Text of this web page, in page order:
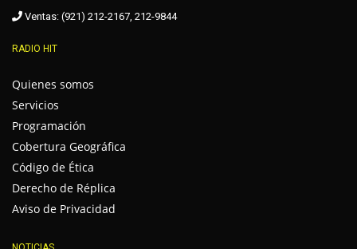
Ventas: (921) 212-2167, 212-9844
RADIO HIT
Quienes somos
Servicios
Programación
Cobertura Geográfica
Código de Ética
Derecho de Réplica
Aviso de Privacidad